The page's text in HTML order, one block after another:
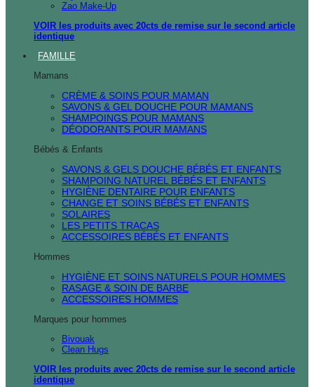
Zao Make-Up
VOIR les produits avec 20cts de remise sur le second article
identique
FAMILLE
Mamans
CRÈME & SOINS POUR MAMAN
SAVONS & GEL DOUCHE POUR MAMANS
SHAMPOINGS POUR MAMANS
DÉODORANTS POUR MAMANS
Bébés & Enfants
SAVONS & GELS DOUCHE BÉBÉS ET ENFANTS
SHAMPOING NATUREL BÉBÉS ET ENFANTS
HYGIÈNE DENTAIRE POUR ENFANTS
CHANGE ET SOINS BÉBÉS ET ENFANTS
SOLAIRES
LES PETITS TRACAS
ACCESSOIRES BÉBÉS ET ENFANTS
Hommes
HYGIÈNE ET SOINS NATURELS POUR HOMMES
RASAGE & SOIN DE BARBE
ACCESSOIRES HOMMES
Marques pour hommes
Bivouak
Clean Hugs
VOIR les produits avec 20cts de remise sur le second article
identique